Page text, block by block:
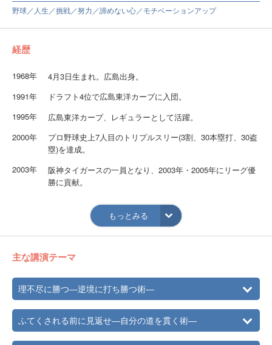
野球／人生／挑戦／努力／諦めない心／モチベーションアップ
経歴
1968年
4月3日生まれ。広島出身。
1991年
ドラフト4位で広島東洋カープに入団。
1995年
広島東洋カープ、レギュラーとして活躍。
2000年
プロ野球史上7人目のトリプルスリー(3割、30本塁打、30盗
塁)を達成。
2003年
阪神タイガースの一員となり、2003年・2005年にリーグ優
勝に貢献。
シーズンMVP獲得。
904試合連続フルイニング出場の世界新記録を達成。安打、
打点、本塁打、四球で歴代TOP10入りを果たし、すべての
しては歴代NO.1の本塁打を誇る。
2012年
現役引退（10月9日、2578試合目）。
もっとみる
主な講演テーマ
理不尽に勝つ―逆境に打ち勝つ術―
ふてくされる前に見返せ―自分の道を貫く術―